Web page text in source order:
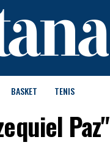
BASKET TENIS
Paz"